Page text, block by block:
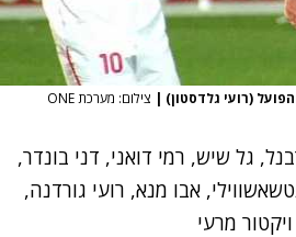
(רועי גלדסטון) | צילום: מערכת ONE
גל שיש, רמי דואני, דני בונדר,
אבו מנא, רועי גורדנה,
מרעי